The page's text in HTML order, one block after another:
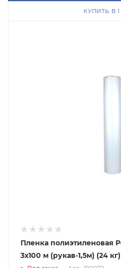
КУПИТЬ В
Пленка полиэтиленовая
3x100 м (рукав-1,5м) (24 кг)